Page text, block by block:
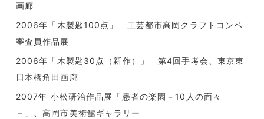
画廊
2006年「木製匙100点」 工芸都市高岡クラフトコンペ
審査員作品展
2006年「木製匙30点（新作）」 第4回手考会、東京東
日本橋角田画廊
2007年 小松研治作品展「愚者の楽園－10人の面々
－」、高岡市美術館ギャラリー